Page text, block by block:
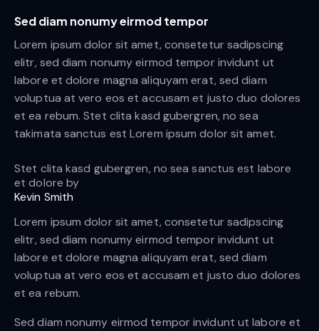
Sed diam nonumy eirmod tempor
Lorem ipsum dolor sit amet, consetetur sadipscing
elitr, sed diam nonumy eirmod tempor invidunt ut
labore et dolore magna aliquyam erat, sed diam
voluptua at vero eos et accusam et justo duo dolores
et ea rebum. Stet clita kasd gubergren, no sea
takimata sanctus est Lorem ipsum dolor sit amet.
Stet clita kasd gubergren, no sea sanctus est labore
et dolore by
Kevin Smith
Lorem ipsum dolor sit amet, consetetur sadipscing
elitr, sed diam nonumy eirmod tempor invidunt ut
labore et dolore magna aliquyam erat, sed diam
voluptua at vero eos et accusam et justo duo dolores
et ea rebum.
Sed diam nonumy eirmod tempor invidunt ut labore et